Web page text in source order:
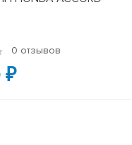
0 отзывов
₽